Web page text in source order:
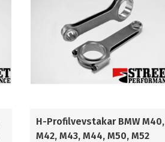
H-Profilvevstakar BMW M40,
M42, M43, M44, M50, M52